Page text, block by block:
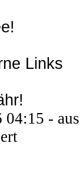
Links
- aus